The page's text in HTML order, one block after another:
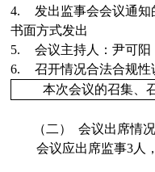
4.
发出监事会会议通知
书面方式发出
5.
会议主持人：尹可阳
6.
召开情况合法合规性
本次会议的召集、
（二）
会议出席情况
会议应出席监事3人